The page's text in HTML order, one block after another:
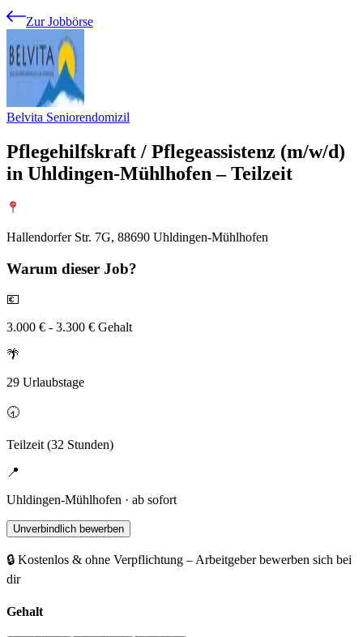
Zur Jobbörse
Belvita Seniorendomizil
Pflegehilfskraft / Pflegeassistenz (m/w/d)
in Uhldingen-Mühlhofen – Teilzeit
Hallendorfer Str. 7G, 88690 Uhldingen-Mühlhofen
Warum dieser Job?
💶
3.000 € - 3.300 € Gehalt
🌴
29 Urlaubstage
🕣
Teilzeit (32 Stunden)
📍
Uhldingen-Mühlhofen · ab sofort
Unverbindlich bewerben
🔒 Kostenlos & ohne Verpflichtung – Arbeitgeber bewerben sich bei
dir
Gehalt